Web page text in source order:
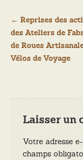
Navigation
de
l’article
← Reprises des
des Ateliers de
de Roues
Vélos de Voyage
Laisser un
Votre adresse
champs